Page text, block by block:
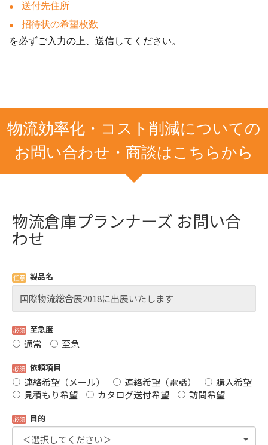
送付先住所
招待状の希望枚数
を必ずご入力の上、送信してください。
物流効率化・コスト削減についての
お問い合わせ・商談はこちらから